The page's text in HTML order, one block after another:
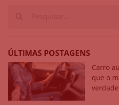
ÚLTIMAS POSTAGENS
Carro
que o